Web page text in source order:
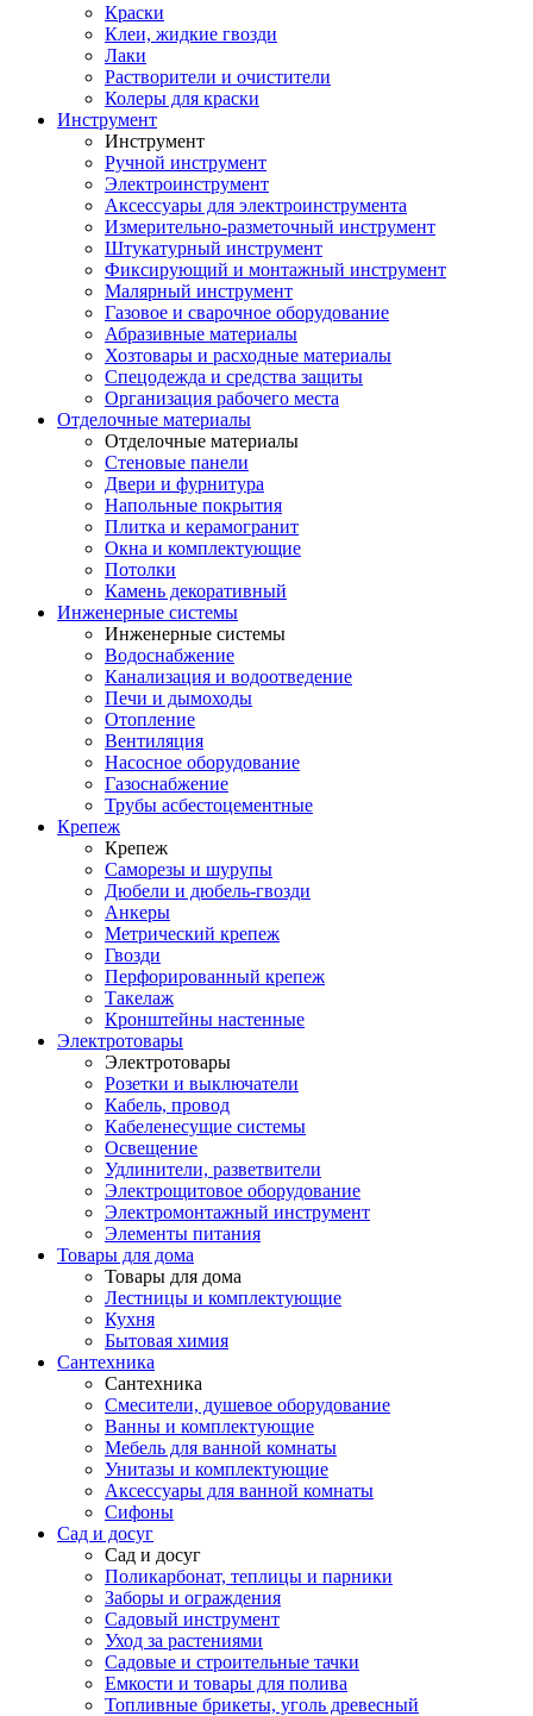
Краски
Клеи, жидкие гвозди
Лаки
Растворители и очистители
Колеры для краски
Инструмент
Инструмент
Ручной инструмент
Электроинструмент
Аксессуары для электроинструмента
Измерительно-разметочный инструмент
Штукатурный инструмент
Фиксирующий и монтажный инструмент
Малярный инструмент
Газовое и сварочное оборудование
Абразивные материалы
Хозтовары и расходные материалы
Спецодежда и средства защиты
Организация рабочего места
Отделочные материалы
Отделочные материалы
Стеновые панели
Двери и фурнитура
Напольные покрытия
Плитка и керамогранит
Окна и комплектующие
Потолки
Камень декоративный
Инженерные системы
Инженерные системы
Водоснабжение
Канализация и водоотведение
Печи и дымоходы
Отопление
Вентиляция
Насосное оборудование
Газоснабжение
Трубы асбестоцементные
Крепеж
Крепеж
Саморезы и шурупы
Дюбели и дюбель-гвозди
Анкеры
Метрический крепеж
Гвозди
Перфорированный крепеж
Такелаж
Кронштейны настенные
Электротовары
Электротовары
Розетки и выключатели
Кабель, провод
Кабеленесущие системы
Освещение
Удлинители, разветвители
Электрощитовое оборудование
Электромонтажный инструмент
Элементы питания
Товары для дома
Товары для дома
Лестницы и комплектующие
Кухня
Бытовая химия
Сантехника
Сантехника
Смесители, душевое оборудование
Ванны и комплектующие
Мебель для ванной комнаты
Унитазы и комплектующие
Аксессуары для ванной комнаты
Сифоны
Сад и досуг
Сад и досуг
Поликарбонат, теплицы и парники
Заборы и ограждения
Садовый инструмент
Уход за растениями
Садовые и строительные тачки
Емкости и товары для полива
Топливные брикеты, уголь древесный